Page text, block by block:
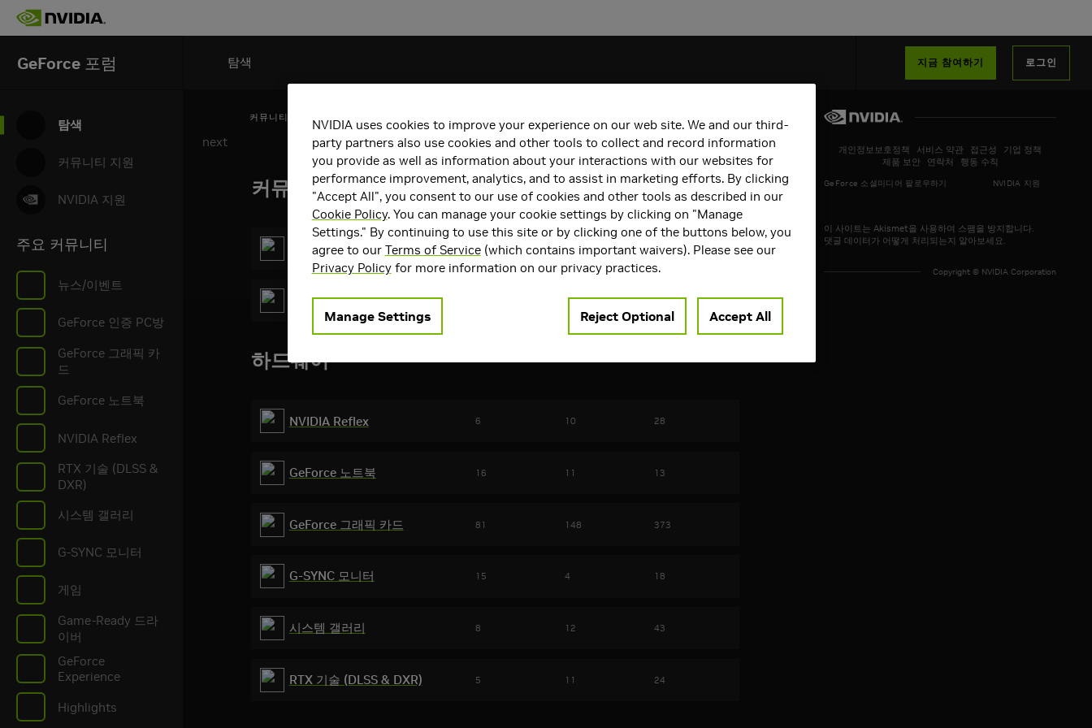
GeForce 포럼
탐색
커뮤니티 지원
NVIDIA 지원
주요 커뮤니티
뉴스/이벤트
GeForce 인증 PC방
GeForce 그래픽 카
드
GeForce 노트북
NVIDIA Reflex
RTX 기술 (DLSS &
DXR)
시스템 갤러리
G-SYNC 모니터
게임
Game-Ready 드라
이버
GeForce
Experience
Highlights
탐색 지금 참여하기 로그인
커뮤니티
next
커뮤니티 톡
GeForce 인증 PC방 11 7 11
뉴스/이벤트 115 170
하드웨어
NVIDIA Reflex 6 10 28
GeForce 노트북 16 11 13
GeForce 그래픽 카드 81 148 373
G-SYNC 모니터 15 4 18
시스템 갤러리 8 12 43
RTX 기술 (DLSS & DXR) 5 11 24
개인정보보호정책 서비스 약관 접근성
기업 정책
제품 보안
연락처 행동 수칙
GeForce 소셜미디어 팔로우하기 NVIDIA 지원
이 사이트는 Akismet을 사용하여 스팸을 방지합니다.
댓글 데이터가 어떻게 처리되는지 알아보세요.
Copyright © NVIDIA Corporation
NVIDIA uses cookies to improve your experience on our web site. We and our third-
party partners also use cookies and other tools to collect and record information
you provide as well as information about your interactions with our websites for
performance improvement, analytics, and to assist in marketing efforts. By clicking
"Accept All", you consent to our use of cookies and other tools as described in our
Cookie Policy. You can manage your cookie settings by clicking on "Manage
Settings." By continuing to use this site or by clicking one of the buttons below, you
agree to our Terms of Service(which contains important waivers). Please see our
Privacy Policyfor more information on our privacy practices.
Manage Settings Reject Optional Accept All